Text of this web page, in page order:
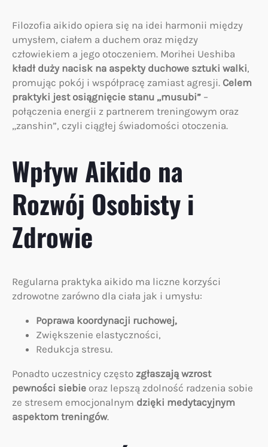
Filozofia aikido opiera się na idei harmonii między
umysłem, ciałem a duchem oraz między
człowiekiem a jego otoczeniem. Morihei Ueshiba
kładł duży nacisk na aspekty duchowe sztuki walki,
promując pokój i współpracę zamiast agresji. Celem
praktyki jest osiągnięcie stanu „musubi” –
połączenia energii z partnerem treningowym oraz
„zanshin”, czyli ciągłej świadomości otoczenia.
Wpływ Aikido na
Rozwój Osobisty i
Zdrowie
Regularna praktyka aikido ma liczne korzyści
zdrowotne zarówno dla ciała jak i umysłu:
Poprawa koordynacji ruchowej,
Zwiększenie elastyczności,
Redukcja stresu.
Ponadto uczestnicy często zgłaszają wzrost
pewności siebie oraz lepszą zdolność radzenia sobie
ze stresem emocjonalnym dzięki medytacyjnym
aspektom treningów.